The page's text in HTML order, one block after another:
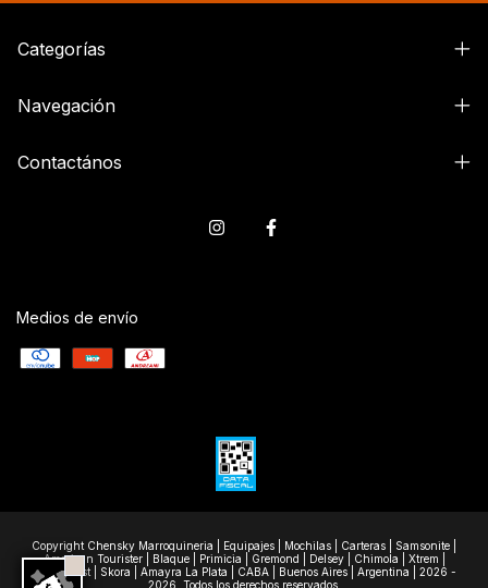
Categorías
Navegación
Contactános
Medios de envío
Copyright Chensky Marroquineria | Equipajes | Mochilas | Carteras | Samsonite |
American Tourister | Blaque | Primicia | Gremond | Delsey | Chimola | Xtrem |
Wanderlast | Skora | Amayra La Plata | CABA | Buenos Aires | Argentina | 2026 -
2026. Todos los derechos reservados.